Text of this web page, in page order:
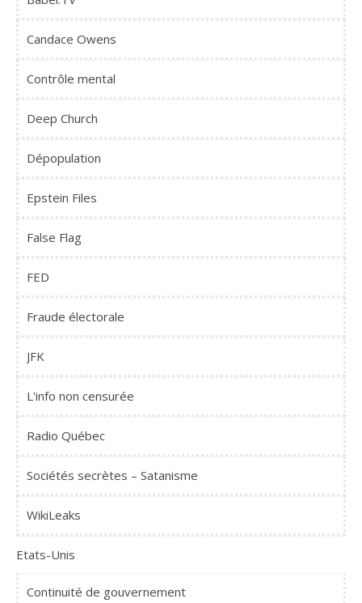
Candace Owens
Contrôle mental
Deep Church
Dépopulation
Epstein Files
False Flag
FED
Fraude électorale
JFK
L'info non censurée
Radio Québec
Sociétés secrètes – Satanisme
WikiLeaks
Etats-Unis
Continuité de gouvernement